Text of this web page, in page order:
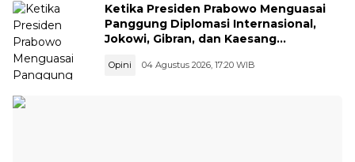
Ketika Presiden Prabowo Menguasai
Panggung Diplomasi Internasional,
Jokowi, Gibran, dan Kaesang
Opini 04 Agustus 2026, 17:20 WIB